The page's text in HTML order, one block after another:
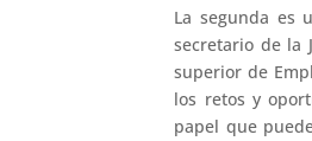
La segunda es
secretario de la
superior de
los retos y
papel que